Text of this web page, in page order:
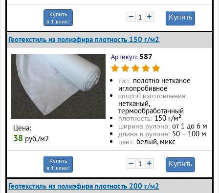
Купить
в 1 клик!
− + Купить
Геотекстиль из полиэфира плотность 150 г/м2
Цена:
38 руб./м2
Артикул: 587
тип: полотно нетканое
иглопробивное
способ изготовления:
нетканый,
термообработанный
плотность: 150 г/м²
ширина рулона: от 1 до 6 м
длина в рулоне: 50 – 100 м
цвет: белый, микс
Купить
в 1 клик!
− + Купить
Геотекстиль из полиэфира плотность 200 г/м2